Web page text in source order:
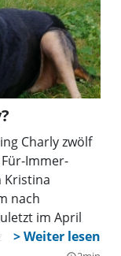
Charly zwölf
Immer-
Kristina
nach
im April
da es